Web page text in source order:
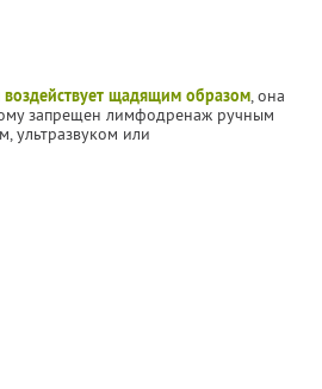
воздействует щадящим образом, она
запрещен лимфодренаж ручным
ультразвуком или